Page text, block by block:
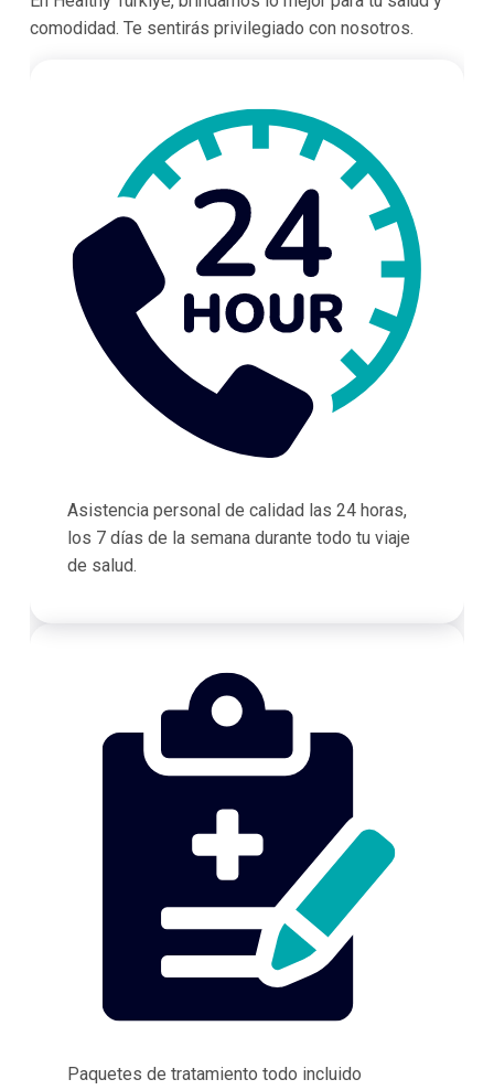
comodidad. Te sentirás privilegiado con nosotros.
Asistencia personal de calidad las 24 horas,
los 7 días de la semana durante todo tu viaje
de salud.
Paquetes de tratamiento todo incluido